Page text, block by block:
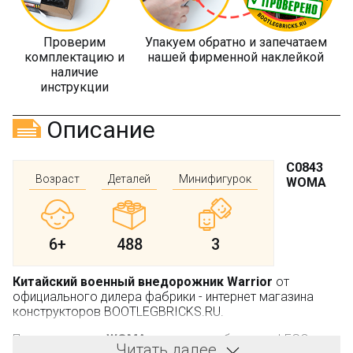
Проверим
комплектацию и
наличие
инструкции
Упакуем обратно и запечатаем
нашей фирменной наклейкой
Описание
Возраст
6+
Деталей
488
Минифигурок
3
C0843
WOMA
Китайский военный внедорожник Warrior от
официального дилера фабрики - интернет магазина
конструкторов BOOTLEGBRICKS.RU.
Производитель: WOMA
, не является брендом LEGO.